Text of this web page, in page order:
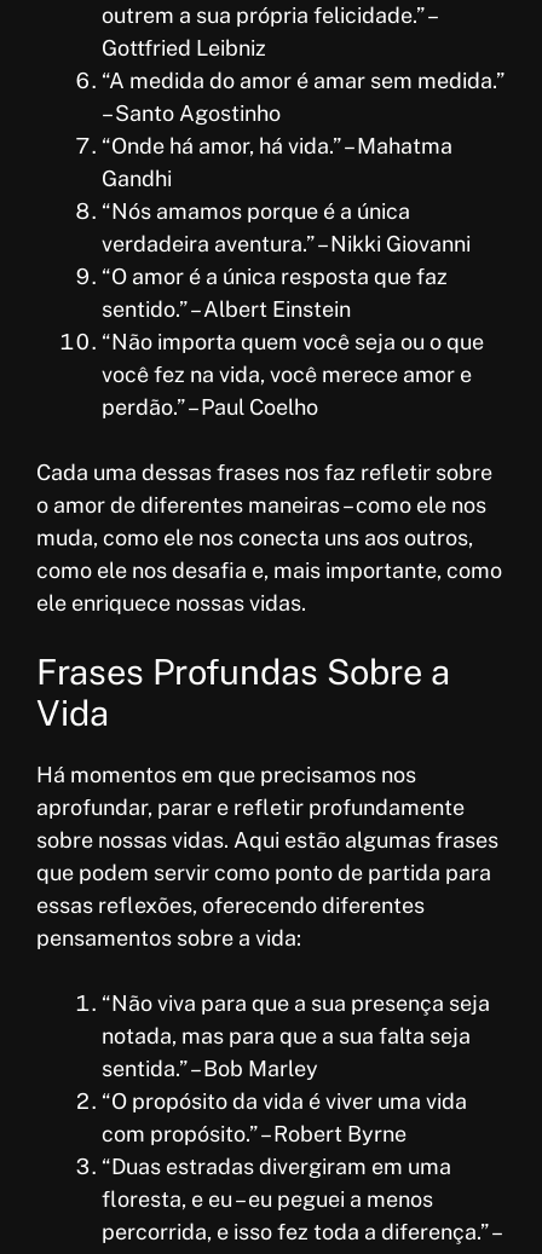
outrem a sua própria felicidade.” –
Gottfried Leibniz
“A medida do amor é amar sem medida.”
– Santo Agostinho
“Onde há amor, há vida.” – Mahatma
Gandhi
“Nós amamos porque é a única
verdadeira aventura.” – Nikki Giovanni
“O amor é a única resposta que faz
sentido.” – Albert Einstein
“Não importa quem você seja ou o que
você fez na vida, você merece amor e
perdão.” – Paul Coelho
Cada uma dessas frases nos faz refletir sobre
o amor de diferentes maneiras – como ele nos
muda, como ele nos conecta uns aos outros,
como ele nos desafia e, mais importante, como
ele enriquece nossas vidas.
Frases Profundas Sobre a
Vida
Há momentos em que precisamos nos
aprofundar, parar e refletir profundamente
sobre nossas vidas. Aqui estão algumas frases
que podem servir como ponto de partida para
essas reflexões, oferecendo diferentes
pensamentos sobre a vida:
“Não viva para que a sua presença seja
notada, mas para que a sua falta seja
sentida.” – Bob Marley
“O propósito da vida é viver uma vida
com propósito.” – Robert Byrne
“Duas estradas divergiram em uma
floresta, e eu – eu peguei a menos
percorrida, e isso fez toda a diferença.” –